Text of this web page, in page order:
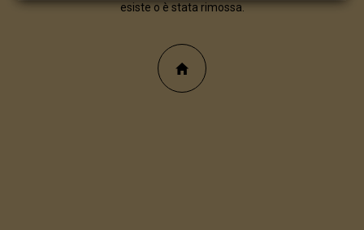
esiste o è stata rimossa.